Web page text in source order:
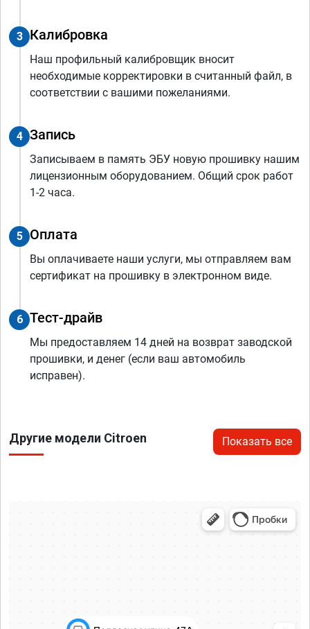
3 Калибровка
Наш профильный калибровщик вносит
необходимые корректировки в считанный файл, в
соответствии с вашими пожеланиями.
4 Запись
Записываем в память ЭБУ новую прошивку нашим
лицензионным оборудованием. Общий срок работ
1-2 часа.
5 Оплата
Вы оплачиваете наши услуги, мы отправляем вам
сертификат на прошивку в электронном виде.
6 Тест-драйв
Мы предоставляем 14 дней на возврат заводской
прошивки, и денег (если ваш автомобиль
исправен).
Другие модели Citroen Показать все